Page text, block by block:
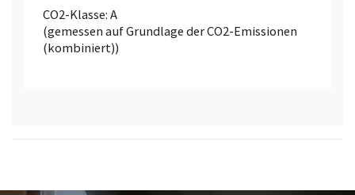
CO2-Klasse: A
(gemessen auf Grundlage der CO2-Emissionen
(kombiniert))